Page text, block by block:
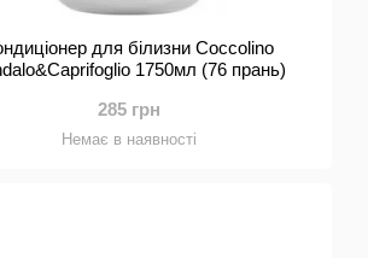
для білизни Coccolino
1750мл (76 прань)
285 грн
Немає в наявності